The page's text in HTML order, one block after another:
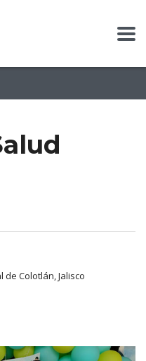
Colotlán, Jalisco